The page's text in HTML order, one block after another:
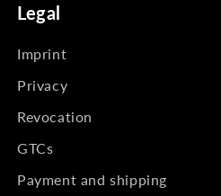
Legal
Imprint
Privacy
Revocation
GTCs
Payment and shipping